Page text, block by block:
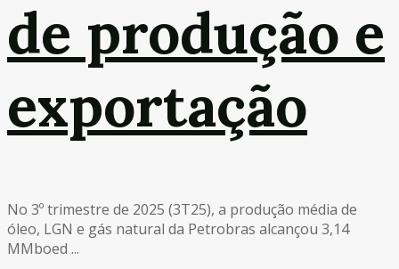
de produção e
exportação
No 3º trimestre de 2025 (3T25), a produção média de
óleo, LGN e gás natural da Petrobras alcançou 3,14
MMboed ...